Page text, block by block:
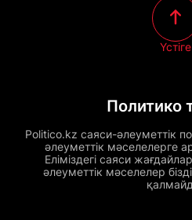
Политико
Politico.kz саяси-әлеуметтік
әлеуметтік мәселелерге
Еліміздегі саяси
әлеуметтік мәселелер
Үстіге